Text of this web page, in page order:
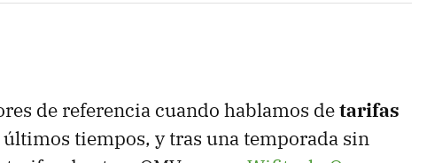
de referencia cuando hablamos detarifas
últimos tiempos, y tras una temporada sin